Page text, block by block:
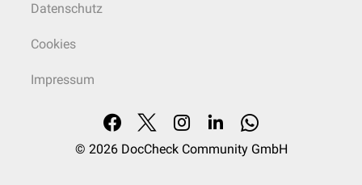
Datenschutz
Cookies
Impressum
© 2026 DocCheck Community GmbH